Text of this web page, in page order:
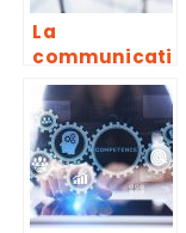
La
communicati
on : un
secteur
d’avenir qui
ne cesse de
recruter